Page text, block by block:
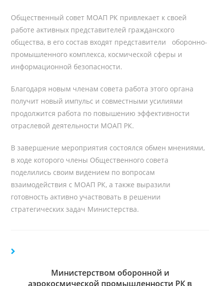
Общественный совет МОАП РК привлекает к своей
работе активных представителей гражданского
общества, в его состав входят представители оборонно-
промышленного комплекса, космической сферы и
информационной безопасности.
Благодаря новым членам совета работа этого органа
получит новый импульс и совместными усилиями
продолжится работа по повышению эффективности
отраслевой деятельности МОАП РК.
В завершение мероприятия состоялся обмен мнениями,
в ходе которого члены Общественного совета
поделились своим видением по вопросам
взаимодействия с МОАП РК, а также выразили
готовность активно участвовать в решении
стратегических задач Министерства.
Министерством оборонной и
аэрокосмической промышленности РК в